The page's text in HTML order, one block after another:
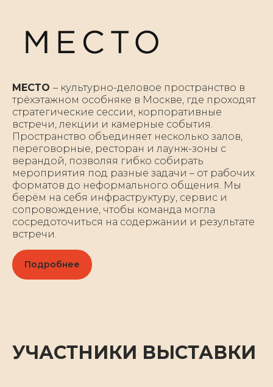
МЕСТО – культурно-деловое пространство в
трёхэтажном особняке в Москве, где проходят
стратегические сессии, корпоративные
встречи, лекции и камерные события.
Пространство объединяет несколько залов,
переговорные, ресторан и лаунж-зоны с
верандой, позволяя гибко собирать
мероприятия под разные задачи – от рабочих
форматов до неформального общения. Мы
берём на себя инфраструктуру, сервис и
сопровождение, чтобы команда могла
сосредоточиться на содержании и результате
встречи.
Подробнее
УЧАСТНИКИ ВЫСТАВКИ